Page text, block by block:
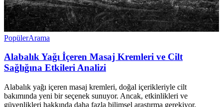
PopülerArama
Alabalık Yağı İçeren Masaj Kremleri ve Cilt
Sağlığına Etkileri Analizi
Alabalık yağı içeren masaj kremleri, doğal içerikleriyle cilt
bakımında yeni bir seçenek sunuyor. Ancak, etkinlikleri ve
güvenlikleri hakkında daha fazla bilimsel araştırma gerekiyor.